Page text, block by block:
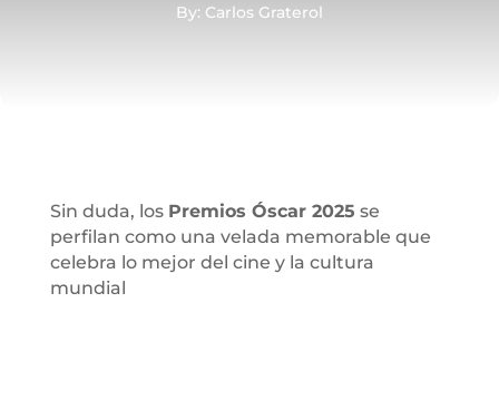
By: Carlos Graterol
Sin duda, los Premios Óscar 2025 se
perfilan como una velada memorable que
celebra lo mejor del cine y la cultura
mundial